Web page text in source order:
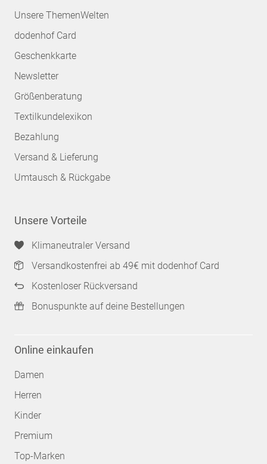
Unsere ThemenWelten
dodenhof Card
Geschenkkarte
Newsletter
Größenberatung
Textilkundelexikon
Bezahlung
Versand & Lieferung
Umtausch & Rückgabe
Unsere Vorteile
Klimaneutraler Versand
Versandkostenfrei ab 49€ mit dodenhof Card
Kostenloser Rückversand
Bonuspunkte auf deine Bestellungen
Online einkaufen
Damen
Herren
Kinder
Premium
Top-Marken